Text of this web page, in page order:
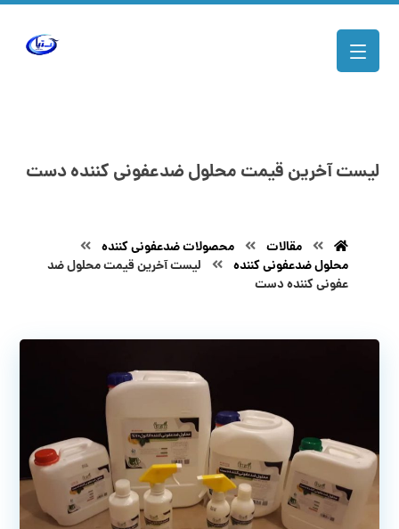
لیست آخرین قیمت محلول ضدعفونی کننده دست
مقالات
محصولات ضدعفونی کننده
محلول ضدعفونی کننده
لیست آخرین قیمت محلول ضد
عفونی کننده دست